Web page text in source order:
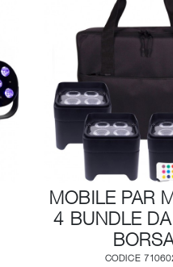
MOBILE PAR
4 BUNDLE
CODICE